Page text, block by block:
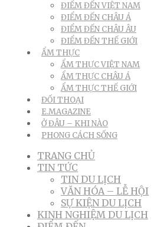
ĐIỂM ĐẾN VIỆT NAM
ĐIỂM ĐẾN CHÂU Á
ĐIỂM ĐẾN CHÂU ÂU
ĐIỂM ĐẾN THẾ GIỚI
ẨM THỰC
ẨM THỰC VIỆT NAM
ẨM THỰC CHÂU Á
ẨM THỰC THẾ GIỚI
ĐỐI THOẠI
E.MAGAZINE
Ở ĐÂU – KHI NÀO
PHONG CÁCH SỐNG
TRANG CHỦ
TIN TỨC
TIN DU LỊCH
VĂN HÓA – LỄ HỘI
SỰ KIỆN DU LỊCH
KINH NGHIỆM DU LỊCH